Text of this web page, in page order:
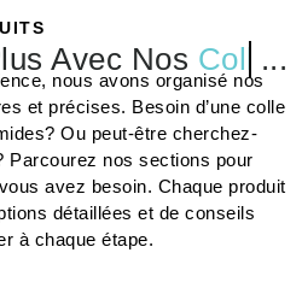
Avec Nos
nous avons organisé nos
et précises. Besoin d’une colle
Ou peut-être cherchez-
Parcourez nos sections pour
avez besoin. Chaque produit
détaillées et de conseils